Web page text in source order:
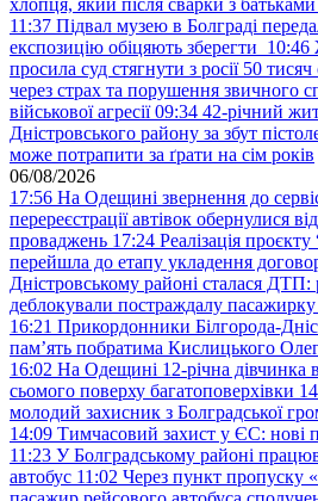
хлопця, який після сварки з
11:37 Підвал музею в Болграді
експозицію обіцяють зберегти 10:46
просила суд стягнути з росії 50
через страх та порушення звичного
військової агресії 09:34 42-річний
Дністровського району за збут
може потрапити за ґрати на сім років
06/08/2026
17:56 На Одещині звернення до
перереєстрації автівок обернулися
проваджень 17:24 Реалізація
перейшла до етапу укладення
Дністровському районі сталася ДТП:
деблокували постраждалу пасажирку
16:21 Прикордонники Білгорода-
пам’ять побратима Кислицького
16:02 На Одещині 12-річна дівчинка
сьомого поверху багатоповерхівки
молодий захисник з Болградської
14:09 Тимчасовий захист у ЄС: нові
11:23 У Болградському районі
автобус 11:02 Через пункт пропуску